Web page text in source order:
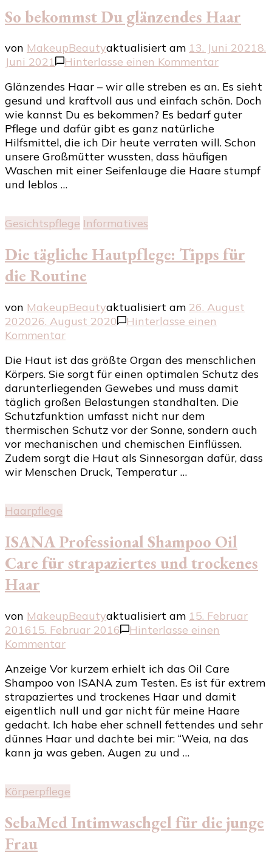
So bekommst Du glänzendes Haar
von MakeupBeautyaktualisiert am 13. Juni 20218.
Juni 2021
Hinterlasse einen Kommentarzu
bekommst
Du
Glänzendes Haar – wir alle streben es an. Es sieht
gesund und kraftvoll aus und einfach schön. Doch
wie kannst Du es bekommen? Es bedarf guter
Pflege und dafür gibt es ganz natürliche
Hilfsmittel, die ich Dir heute verraten will. Schon
unsere Großmütter wussten, dass häufigen
Waschen mit einer Seifenlauge die Haare stumpf
und leblos …
Gesichtspflege Informatives
Die tägliche Hautpflege: Tipps für
die Routine
von MakeupBeautyaktualisiert am 26. August
202026. August 2020
Hinterlasse einen
Kommentarzu
tägliche
Hautpflege:
Tipps
für
die
Routine
Die Haut ist das größte Organ des menschlichen
Körpers. Sie sorgt für einen optimalen Schutz des
darunterliegenden Gewebes und muss damit
täglich großen Belastungen standhalten. Die
Schutzfunktion umfasst nicht nur dem
thermischen Schutz vor der Sonne, sondern auch
vor mechanischen und chemischen Einflüssen.
Zudem sorgt die Haut als Sinnesorgan dafür, dass
wir Menschen Druck, Temperatur …
Haarpflege
ISANA Professional Shampoo Oil
Care für strapaziertes und trockenes
Haar
von MakeupBeautyaktualisiert am 15. Februar
201615. Februar 2016
Hinterlasse einen
Kommentarzu
Professional
Shampoo
Oil
Care
für
strapaziertes
und
Anzeige Vor kurzem erhielt ich das Oil Care
Shampoo von ISANA zum Testen. Es ist für extrem
strapaziertes und trockenes Haar und damit
eigentlich null und gar nicht für meine Haare
gedacht. Ich habe eher schnell fettendes und sehr
dünnes Haar und dachte bei mir: “Weia, na das
kann ja was geben. Augen zu und …
Körperpflege
SebaMed Intimwaschgel für die junge
Frau